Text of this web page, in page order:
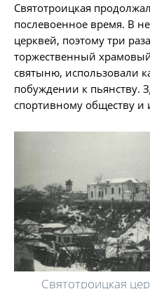
Святотроицкая
послевоенное время. В
церквей, поэтому три
торжественный
святыню, использовали
побуждении к пьянству.
спортивному обществу и
Святотроицкая